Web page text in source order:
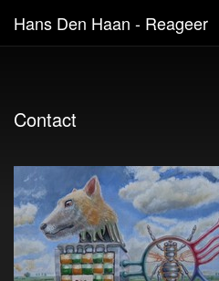
Hans Den Haan - Reageer
Contact